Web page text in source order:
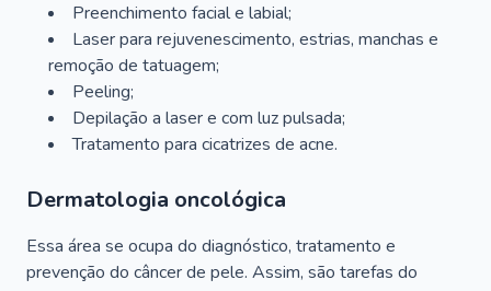
Preenchimento facial e labial;
Laser para rejuvenescimento, estrias, manchas e
remoção de tatuagem;
Peeling;
Depilação a laser e com luz pulsada;
Tratamento para cicatrizes de acne.
Dermatologia oncológica
Essa área se ocupa do diagnóstico, tratamento e
prevenção do câncer de pele. Assim, são tarefas do